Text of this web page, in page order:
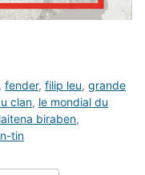
, fender, filip leu, grande
clan, le mondial du
biraben,
tin